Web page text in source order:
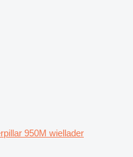
950M wiellader